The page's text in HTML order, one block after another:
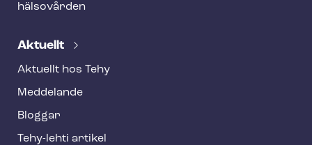
hälsovården
Aktuellt
Aktuellt hos Tehy
Meddelande
Bloggar
Tehy-lehti artikel